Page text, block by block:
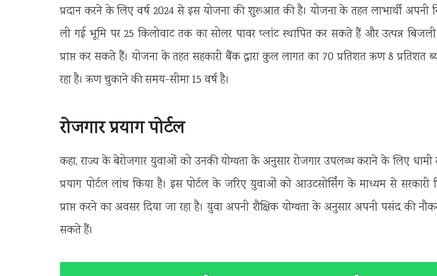
प्रदान करने के लिए वर्ष 2024 से इस योजना की शुरूआत की है। योजना के तहत लाभार्थी अपनी
ली गई भूमि पर 25 किलोवाट तक का सोलर पावर प्लांट स्थापित कर सकते हैं और उत्पन्न
प्राप्त कर सकते हैं। योजना के तहत सहकारी बैंक द्वारा कुल लागत का 70 प्रतिशत ऋण 8 प्रतिशत
रहा है। ऋण चुकाने की समय-सीमा 15 वर्ष है।
रोजगार प्रयाग पोर्टल
कहा, राज्य के बेरोजगार युवाओं को उनकी योग्यता के अनुसार रोजगार उपलब्ध कराने के लिए धामी
प्रयाग पोर्टल लांच किया है। इस पोर्टल के जरिए युवाओं को आउटसोर्सिंग के माध्यम से सरकारी
प्राप्त करने का अवसर दिया जा रहा है। युवा अपनी शैक्षिक योग्यता के अनुसार अपनी पसंद की
सकते हैं।